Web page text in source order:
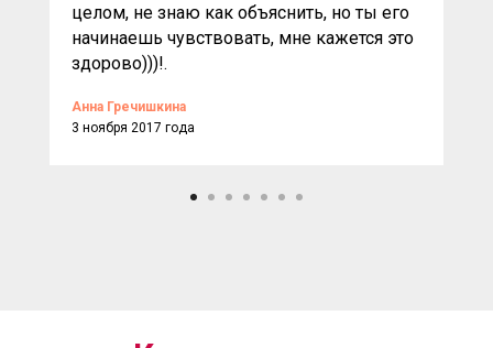
целом, не знаю как объяснить, но ты его
начинаешь чувствовать, мне кажется это
здорово)))!.
Анна Гречишкина
3 ноября 2017 года